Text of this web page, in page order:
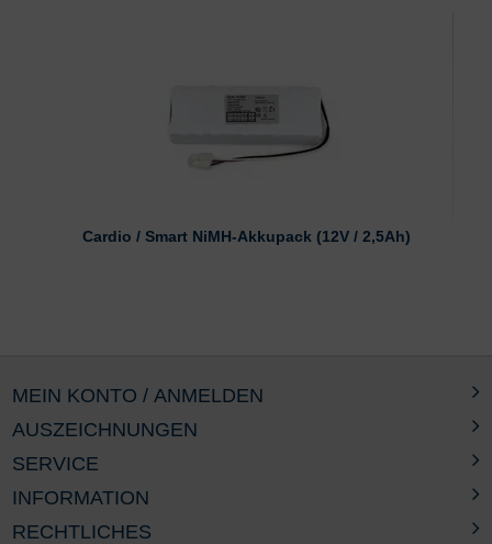
Cardio / Smart NiMH-Akkupack (12V / 2,5Ah)
AUSZEICHNUNGEN
SERVICE
INFORMATION
RECHTLICHES
MEIN KONTO / ANMELDEN